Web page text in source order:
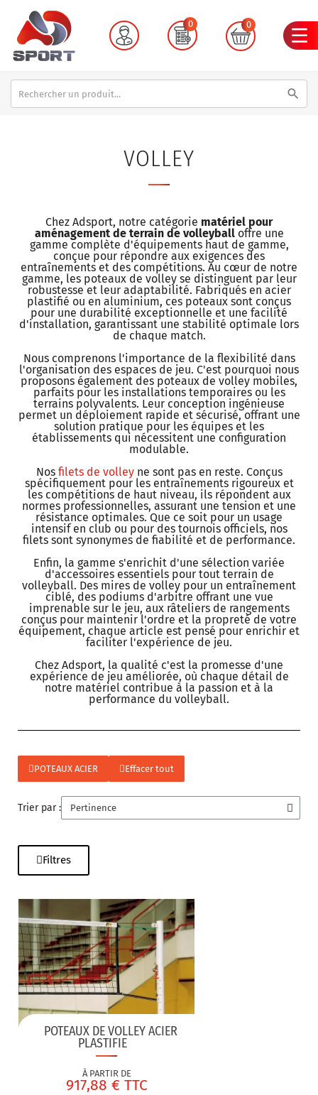
0 0
search
VOLLEY
Chez Adsport, notre catégorie matériel pour
aménagement de terrain de volleyballoffre une
gamme complète d'équipements haut de gamme,
conçue pour répondre aux exigences des
entraînements et des compétitions. Au cœur de notre
gamme, les poteaux de volley se distinguent par leur
robustesse et leur adaptabilité. Fabriqués en acier
plastifié ou en aluminium, ces poteaux sont conçus
pour une durabilité exceptionnelle et une facilité
d'installation, garantissant une stabilité optimale lors
de chaque match.
Nous comprenons l'importance de la flexibilité dans
l'organisation des espaces de jeu. C'est pourquoi nous
proposons également des poteaux de volley mobiles,
parfaits pour les installations temporaires ou les
terrains polyvalents. Leur conception ingénieuse
permet un déploiement rapide et sécurisé, offrant une
solution pratique pour les équipes et les
établissements qui nécessitent une configuration
modulable.
Nos filets de volleyne sont pas en reste. Conçus
spécifiquement pour les entraînements rigoureux et
les compétitions de haut niveau, ils répondent aux
normes professionnelles, assurant une tension et une
résistance optimales. Que ce soit pour un usage
intensif en club ou pour des tournois officiels, nos
filets sont synonymes de fiabilité et de performance.
Enfin, la gamme s'enrichit d'une sélection variée
d'accessoires essentiels pour tout terrain de
volleyball. Des mires de volley pour un entraînement
ciblé, des podiums d'arbitre offrant une vue
imprenable sur le jeu, aux râteliers de rangements
conçus pour maintenir l'ordre et la propreté de votre
équipement, chaque article est pensé pour enrichir et
faciliter l'expérience de jeu.
Chez Adsport, la qualité c'est la promesse d'une
expérience de jeu améliorée, où chaque détail de
notre matériel contribue à la passion et à la
performance du volleyball.
POTEAUX ACIER Effacer tout
Trier par :
Filtres
POTEAUX DE VOLLEY ACIER
PLASTIFIE
À PARTIR DE
917,88 € TTC